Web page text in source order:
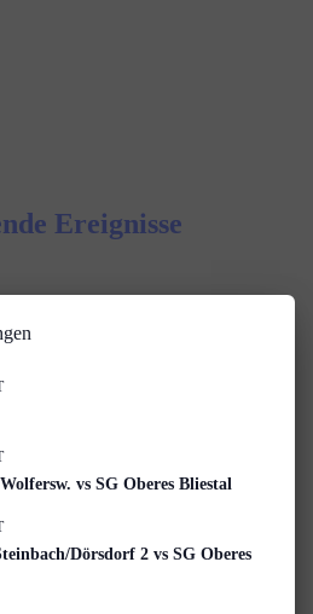
Ereignisse
vs SG Oberes Bliestal
Dörsdorf 2 vs SG Oberes